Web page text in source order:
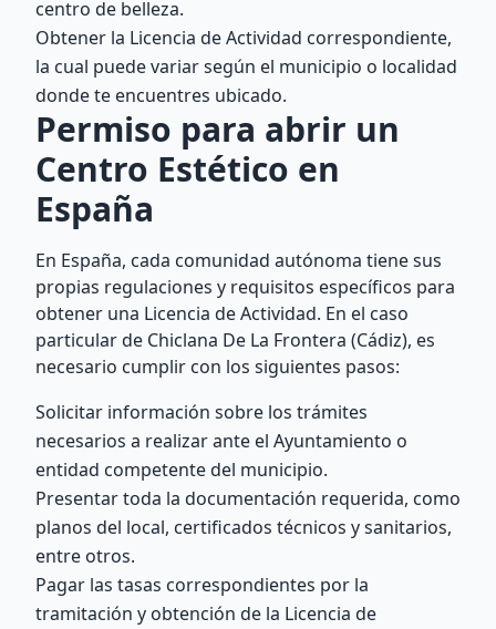
centro de belleza.
Obtener la Licencia de Actividad correspondiente,
la cual puede variar según el municipio o localidad
donde te encuentres ubicado.
Permiso para abrir un
Centro Estético en
España
En España, cada comunidad autónoma tiene sus
propias regulaciones y requisitos específicos para
obtener una Licencia de Actividad. En el caso
particular de Chiclana De La Frontera (Cádiz), es
necesario cumplir con los siguientes pasos:
Solicitar información sobre los trámites
necesarios a realizar ante el Ayuntamiento o
entidad competente del municipio.
Presentar toda la documentación requerida, como
planos del local, certificados técnicos y sanitarios,
entre otros.
Pagar las tasas correspondientes por la
tramitación y obtención de la Licencia de